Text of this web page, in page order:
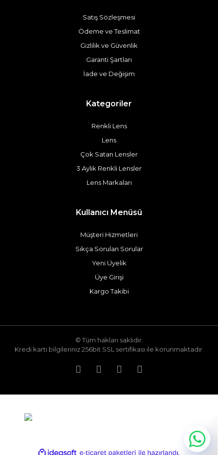
Satış Sözleşmesi
Ödeme ve Teslimat
Gizlilik ve Güvenlik
Garanti Şartları
İade ve Değişim
Kategoriler
Renkli Lens
Lens
Çok Satan Lensler
3 Aylık Renkli Lensler
Lens Markaları
Kullanıcı Menüsü
Müşteri Hizmetleri
Sıkça Sorulan Sorular
Yeni Üyelik
Üye Girişi
Kargo Takibi
© Tüm hakları saklıdır.
Kredi kartı bilgileriniz 256bit SSL sertifikası ile korunmaktadır.
ideasoft e-